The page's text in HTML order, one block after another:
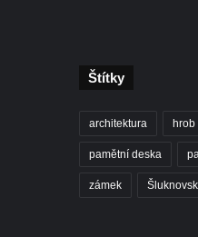
Štítky
architektura hrob
pamětní deska
zámek